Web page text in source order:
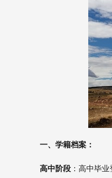
一、学籍档案：
高中阶段 ：高中毕